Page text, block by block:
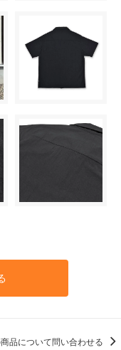
品について問い合わせる